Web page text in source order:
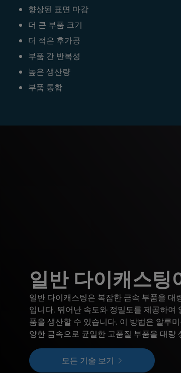
향상된 표면 마감
더 큰 부품 크기
더 적은 후가공
부품 간 반복성
높은 생산량
부품 통합
일반 다이캐스팅
일반 다이캐스팅은 복잡한 금속 부품을 대
입니다. 뛰어난 속도와 정밀도를 제공하여
품을 생산할 수 있습니다. 이 방법은 알루
양한 금속으로 균일한 고품질 부품을 대량
모든 기술 보기